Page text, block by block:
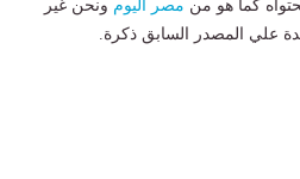
كما هو من مصر اليوم ونحن غير
علي المصدر السابق ذكرة.